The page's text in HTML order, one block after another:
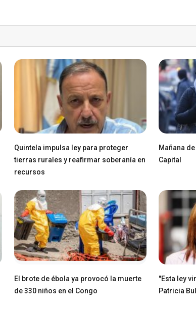
Quintela impulsa ley para proteger
tierras rurales y reafirmar soberanía en
recursos
Mañana
Capital
El brote de ébola ya provocó la muerte
de 330 niños en el Congo
"Esta ley
Patricia